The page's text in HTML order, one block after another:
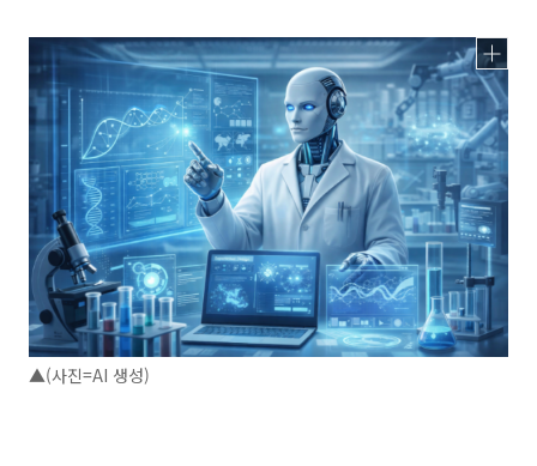
▲(사진=AI 생성)